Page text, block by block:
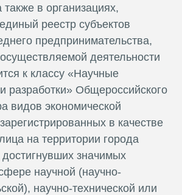
в организациях,
реестр субъектов
предпринимательства,
деятельности
к классу «Научные
разработки» Общероссийского
видов экономической
в качестве
на территории города
значимых
научной (научно-
научно-технической или